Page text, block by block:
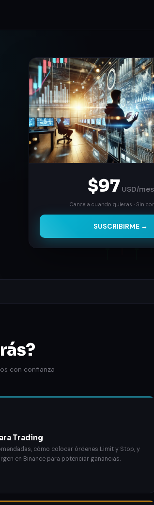
$97 USD/mes
Cancela cuando quieras · Sin
SUSCRIBIRME →
con confianza
Trading
cómo colocar órdenes Limit y Stop, y
en Binance para potenciar ganancias.